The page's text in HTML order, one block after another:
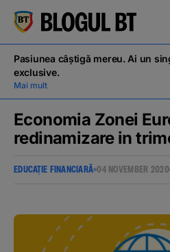
кириллица
BT Pay
Pasiunea câștigă mereu. Ai un
exclusive.
Mai mult
Economia Zonei
redinamizare in
EDUCAȚIE FINANCIARĂ 04 NOVEMBER 2020